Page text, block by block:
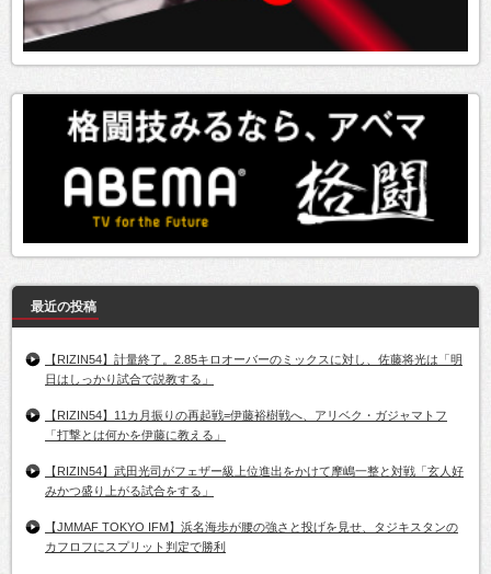
最近の投稿
【RIZIN54】計量終了。2.85キロオーバーのミックスに対し、佐藤将光は「明
日はしっかり試合で説教する」
【RIZIN54】11カ月振りの再起戦=伊藤裕樹戦へ、アリベク・ガジャマトフ
「打撃とは何かを伊藤に教える」
【RIZIN54】武田光司がフェザー級上位進出をかけて摩嶋一整と対戦「玄人好
みかつ盛り上がる試合をする」
【JMMAF TOKYO IFM】浜名海歩が腰の強さと投げを見せ、タジキスタンの
カフロフにスプリット判定で勝利